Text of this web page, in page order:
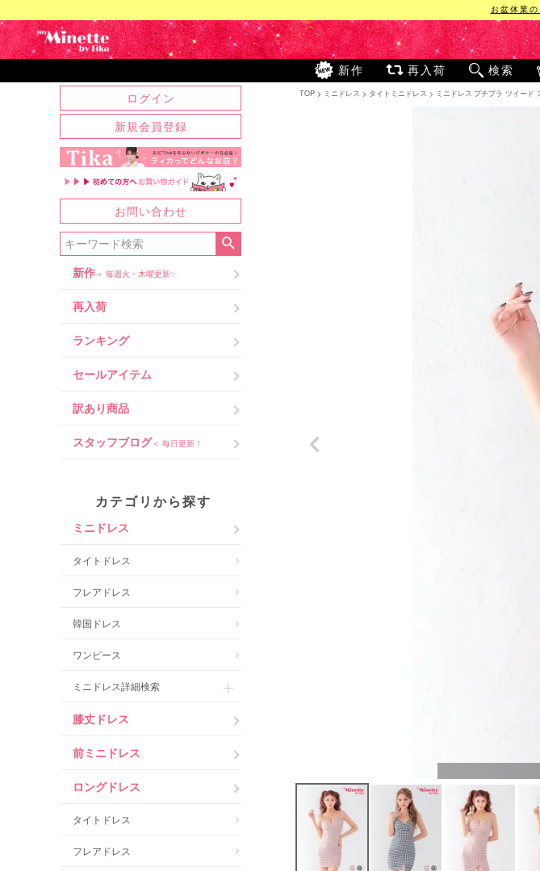
お盆休業
新作 再入荷 検索
ログイン
新規会員登録
お問い合わせ
新作＜ 毎週火・木曜更新✨
再入荷
ランキング
セールアイテム
訳あり商品
スタッフブログ＜ 毎日更新！
カテゴリから探す
ミニドレス
タイトドレス
フレアドレス
韓国ドレス
ワンピース
ミニドレス詳細検索
膝丈ドレス
前ミニドレス
ロングドレス
タイトドレス
フレアドレス
TOP ミニドレス タイトミニドレス ミニドレス プチプラ ツイー